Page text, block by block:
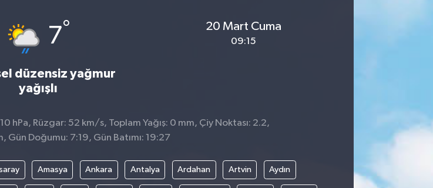
7°
düzensiz yağmur
yağışlı
20 Mart Cuma
09:15
hPa, Rüzgar: 52 km/s, Toplam Yağış: 0 mm, Çiy Noktası: 2.2,
Gün Doğumu: 7:19, Gün Batımı: 19:27
Amasya Ankara Antalya Ardahan Artvin Aydın